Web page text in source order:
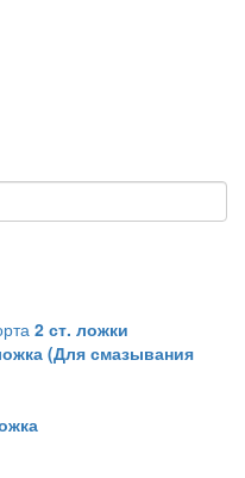
2 ст. ложки
(Для смазывания